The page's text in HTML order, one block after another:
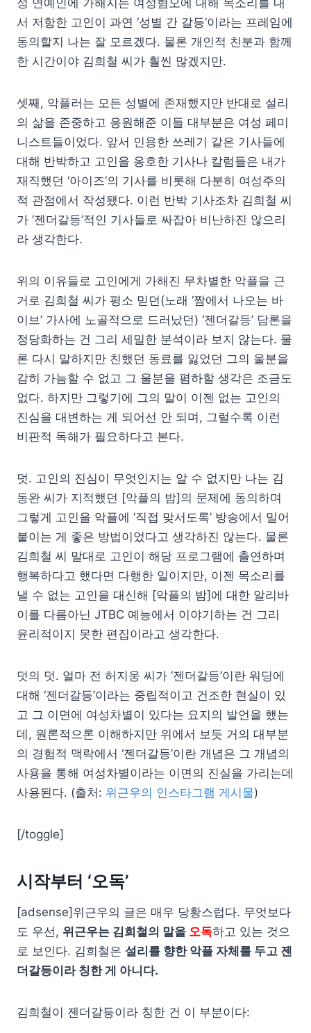
서 저항한 고인이 과연 ‘성별 간 갈등’이라는 프레임에
동의할지 나는 잘 모르겠다. 물론 개인적 친분과 함께
한 시간이야 김희철 씨가 훨씬 많겠지만.
셋째, 악플러는 모든 성별에 존재했지만 반대로 설리
의 삶을 존중하고 응원해준 이들 대부분은 여성 페미
니스트들이었다. 앞서 인용한 쓰레기 같은 기사들에
대해 반박하고 고인을 옹호한 기사나 칼럼들은 내가
재직했던 ‘아이즈’의 기사를 비롯해 다분히 여성주의
적 관점에서 작성됐다. 이런 반박 기사조차 김희철 씨
가 ‘젠더갈등’적인 기사들로 싸잡아 비난하진 않으리
라 생각한다.
위의 이유들로 고인에게 가해진 무차별한 악플을 근
거로 김희철 씨가 평소 믿던(노래 ‘짬에서 나오는 바
이브’ 가사에 노골적으로 드러났던) ‘젠더갈등’ 담론을
정당화하는 건 그리 세밀한 분석이라 보지 않는다. 물
론 다시 말하지만 친했던 동료를 잃었던 그의 울분을
감히 가늠할 수 없고 그 울분을 폄하할 생각은 조금도
없다. 하지만 그렇기에 그의 말이 이젠 없는 고인의
진심을 대변하는 게 되어선 안 되며, 그럴수록 이런
비판적 독해가 필요하다고 본다.
덧. 고인의 진심이 무엇인지는 알 수 없지만 나는 김
동완 씨가 지적했던 [악플의 밤]의 문제에 동의하며
그렇게 고인을 악플에 ‘직접 맞서도록’ 방송에서 밀어
붙이는 게 좋은 방법이었다고 생각하진 않는다. 물론
김희철 씨 말대로 고인이 해당 프로그램에 출연하며
행복하다고 했다면 다행한 일이지만, 이젠 목소리를
낼 수 없는 고인을 대신해 [악플의 밤]에 대한 알리바
이를 다름아닌 JTBC 예능에서 이야기하는 건 그리
윤리적이지 못한 편집이라고 생각한다.
덧의 덧. 얼마 전 허지웅 씨가 ‘젠더갈등’이란 워딩에
대해 ‘젠더갈등’이라는 중립적이고 건조한 현실이 있
고 그 이면에 여성차별이 있다는 요지의 발언을 했는
데, 원론적으론 이해하지만 위에서 보듯 거의 대부분
의 경험적 맥락에서 ‘젠더갈등’이란 개념은 그 개념의
사용을 통해 여성차별이라는 이면의 진실을 가리는데
사용된다. (출처: 위근우의 인스타그램 게시물)
[/toggle]
시작부터 ‘오독’
[adsense]위근우의 글은 매우 당황스럽다. 무엇보다
도 우선, 위근우는 김희철의 말을 오독하고 있는 것으
로 보인다. 김희철은 설리를 향한 악플 자체를 두고 젠
더갈등이라 칭한 게 아니다.
김희철이 젠더갈등이라 칭한 건 이 부분이다: